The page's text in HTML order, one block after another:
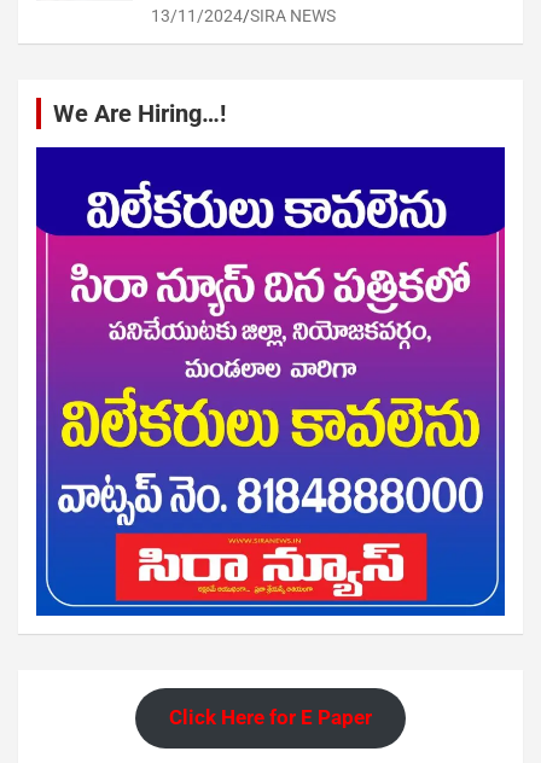
13/11/2024 SIRA NEWS
We Are Hiring…!
Click Here for E Paper